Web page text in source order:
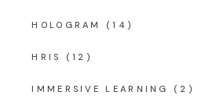
HOLOGRAM (14)
HRIS (12)
IMMERSIVE LEARNING (2)